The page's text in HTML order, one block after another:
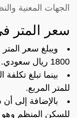
الجهات المعنية
سعر المتر
ويبلغ سعر
1800 ريال سعودي.
للمتر المربع.
للسكن المنظم